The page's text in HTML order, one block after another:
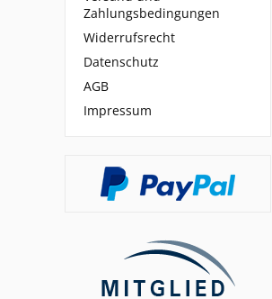
Zahlungsbedingungen
Widerrufsrecht
Datenschutz
AGB
Impressum